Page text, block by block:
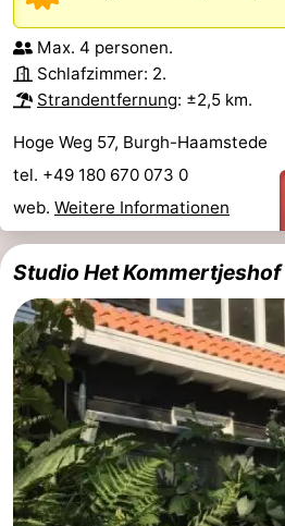
Max. 4 personen.
Schlafzimmer: 2.
Strandentfernung: ±2,5 km.
Hoge Weg 57, Burgh-Haamstede
tel. +49 180 670 073 0
web. Weitere Informationen
Studio Het Kommertjeshof